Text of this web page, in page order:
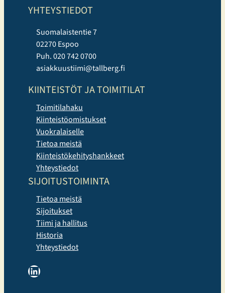
YHTEYSTIEDOT
Suomalaistentie 7
02270 Espoo
Puh. 020 742 0700
asiakkuustiimi@tallberg.fi
KIINTEISTÖT JA TOIMITILAT
Toimitilahaku
Kiinteistöomistukset
Vuokralaiselle
Tietoa meistä
Kiinteistökehityshankkeet
Yhteystiedot
SIJOITUSTOIMINTA
Tietoa meistä
Sijoitukset
Tiimi ja hallitus
Historia
Yhteystiedot
LinkedIn